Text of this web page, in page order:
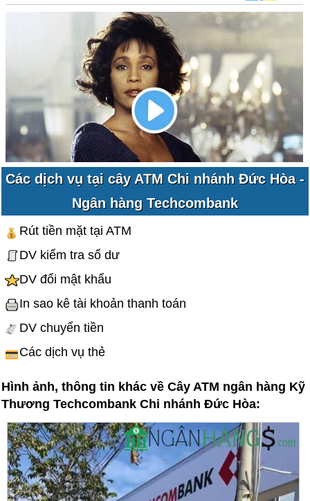
Các dịch vụ tại cây ATM Chi nhánh Đức Hòa -
Ngân hàng Techcombank
Rút tiền mặt tại ATM
DV kiểm tra số dư
DV đổi mật khẩu
In sao kê tài khoản thanh toán
DV chuyển tiền
Các dịch vụ thẻ
Hình ảnh, thông tin khác về Cây ATM ngân hàng Kỹ
Thương Techcombank Chi nhánh Đức Hòa: